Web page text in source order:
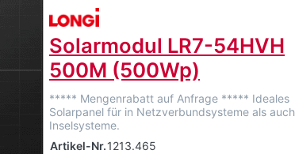
Solarmodul LR7-54HVH
500M (500Wp)
***** Mengenrabatt auf Anfrage ***** Ideales
Solarpanel für in Netzverbundsysteme als auch
Inselsysteme.
Artikel-Nr.1213.465